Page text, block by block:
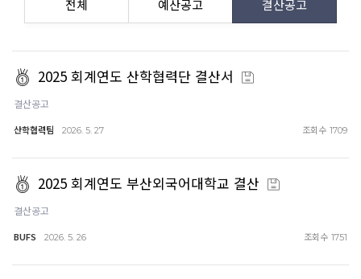
전체 예산공고 결산공고
2025 회계연도 산학협력단 결산서
결산공고
산학협력팀 2026. 5. 27 조회수 1709
2025 회계연도 부산외국어대학교 결산
결산공고
BUFS 2026. 5. 26 조회수 1751